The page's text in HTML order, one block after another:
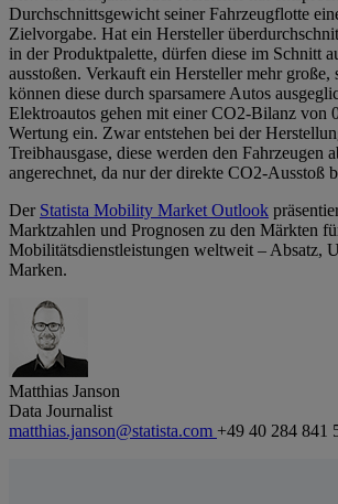
Durchschnittsgewicht seiner Fahrzeugflotte
Zielvorgabe. Hat ein Hersteller
in der Produktpalette, dürfen diese im Schnitt
ausstoßen. Verkauft ein Hersteller mehr große,
können diese durch sparsamere Autos
Elektroautos gehen mit einer CO2-Bilanz von
Wertung ein. Zwar entstehen bei der
Treibhausgase, diese werden den Fahrzeugen
angerechnet, da nur der direkte CO2-Ausstoß
Der Statista Mobility Market Outlook
Marktzahlen und Prognosen zu den Märkten
Mobilitätsdienstleistungen weltweit – Absatz,
Marken.
Matthias Janson
Data Journalist
matthias.janson@statista.com +49 40 284 841